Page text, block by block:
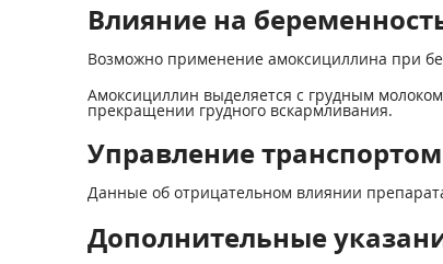
Влияние на
Возможно применение амоксициллина при
Амоксициллин выделяется с грудным
прекращении грудного вскармливания.
Управление транспортом
Данные об отрицательном влиянии
Дополнительные